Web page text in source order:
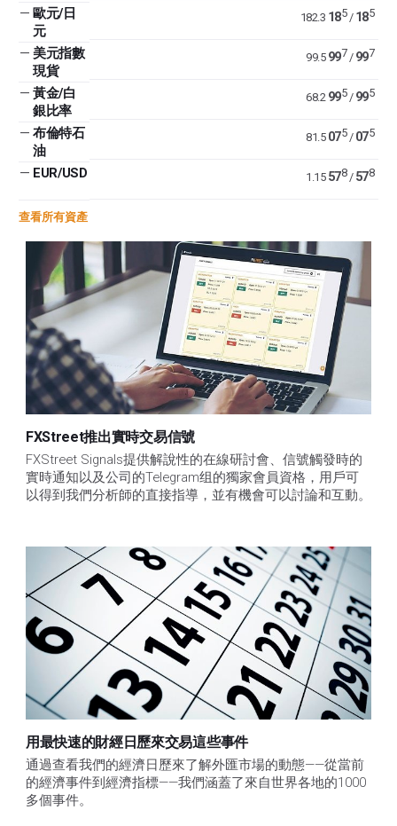
— 歐元/日
元
182.3 185/ 185
— 美元指數
現貨
99.5 997 / 997
— 黃金/白
銀比率
68.2 995/ 995
— 布倫特石
油
81.5 075/ 075
— EUR/USD 1.15 578/ 578
查看所有資產
FXStreet推出實時交易信號
FXStreet Signals提供解說性的在線研討會、信號觸發時的
實時通知以及公司的Telegram组的獨家會員資格，用戶可
以得到我們分析師的直接指導，並有機會可以討論和互動。
用最快速的財經日歷來交易這些事件
通過查看我們的經濟日歷來了解外匯市場的動態——從當前
的經濟事件到經濟指標——我們涵蓋了來自世界各地的1000
多個事件。